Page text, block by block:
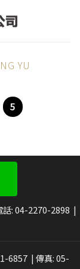
YU
5
話:04-2270-2898 |
6857 | 傳真: 05-